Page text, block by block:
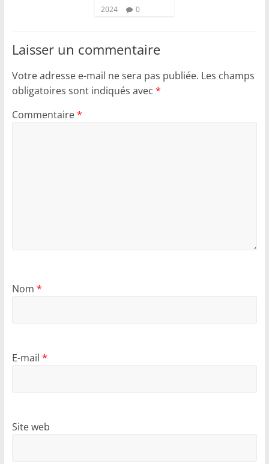
2024
0
Laisser un commentaire
Votre adresse e-mail ne sera pas publiée. Les champs
obligatoires sont indiqués avec *
Commentaire*
Nom *
E-mail *
Site web